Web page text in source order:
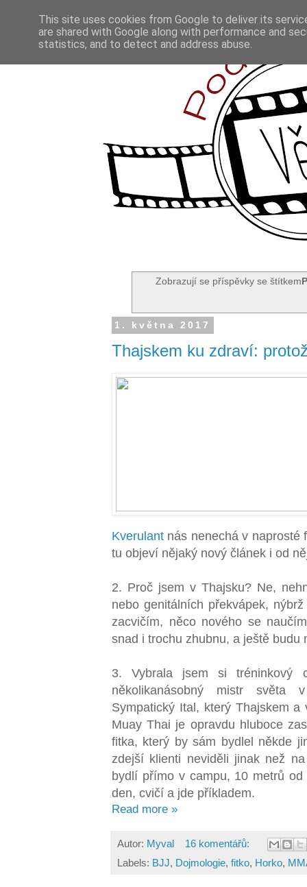
Zobrazují se příspěvky se štítkem
1. května 2017
Thajskem ku zdraví:
Kverulant nás nenechá v naprosté
tu objeví nějaký nový článek i od
2. Proč jsem v Thajsku? Ne,
nebo genitálních překvápek,
zacvičím, něco nového se
snad i trochu zhubnu, a ještě
3. Vybrala jsem si tréninkový
několikanásobný mistr
Sympatický Ital, který Thajskem
Muay Thai je opravdu hluboce
fitka, který by sám bydlel někde
zdejší klienti neviděli jinak než
bydlí přímo v campu, 10 metrů
den, cvičí a jde příkladem.
Read more »
Autor: Myval
16 komentářů:
Labels: BJJ, Dojmologie, fitko, Horko,
This site uses cookies from Google to deliver its
are shared with Google along with performance and
statistics, and to detect and address abuse.